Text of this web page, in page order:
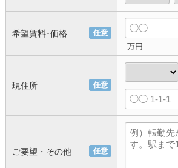
希望賃料･価格 任意
万円
現住所 任意
ご要望・その他 任意